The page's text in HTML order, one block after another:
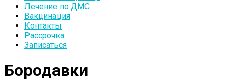
Лечение по ДМС
Вакцинация
Контакты
Рассрочка
Записаться
Бородавки